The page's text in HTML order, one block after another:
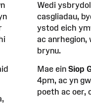
Wedi
casgliadau,
ystod eich
ac anrhegion,
brynu.
Mae einSiop
4pm, ac yn
poeth ac oer,